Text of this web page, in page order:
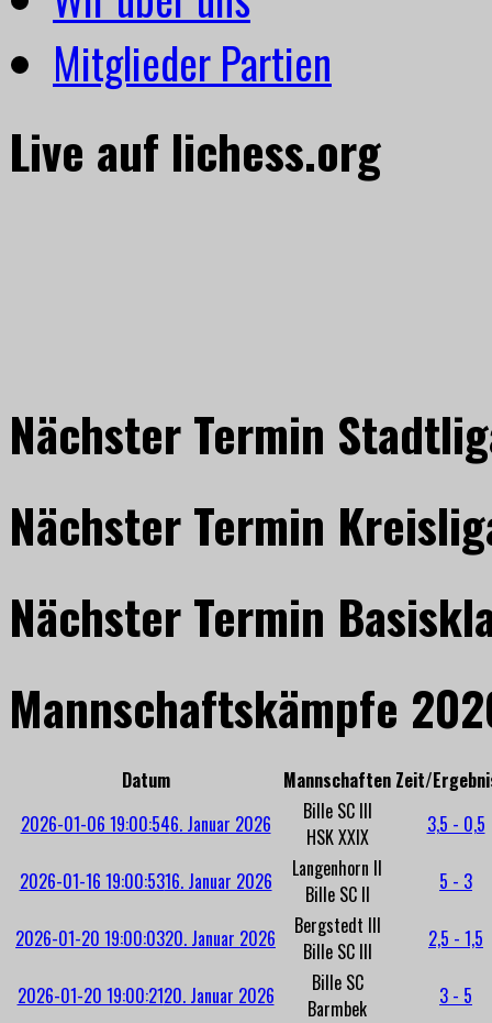
Mitglieder Partien
Live auf lichess.org
Nächster Termin
Nächster Termin
Nächster Termin
Mannschaftskämpfe
Datum Mannschaften Zeit/
2026-01-06 19:00:546. Januar 2026
Bille SC III
HSK XXIX
3,5 - 0,5
2026-01-16 19:00:5316. Januar 2026
Langenhorn II
Bille SC II
5 - 3
2026-01-20 19:00:0320. Januar 2026
Bergstedt III
Bille SC III
2,5 - 1,5
2026-01-20 19:00:2120. Januar 2026
Bille SC
Barmbek
3 - 5